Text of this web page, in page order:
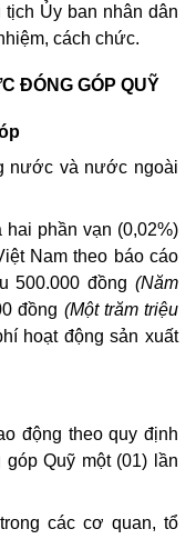
tịch Ủy ban nhân dân
cách chức.
ĐÓNG GÓP QUỸ
nước và nước ngoài
hai phần vạn (0,02%)
Namtheo báo cáo
500.000 đồng(Năm
đồng (Một trăm triệu
hoạt động sản xuất
động theo quy định
góp Quỹ một (01) lần
các cơ quan, tổ